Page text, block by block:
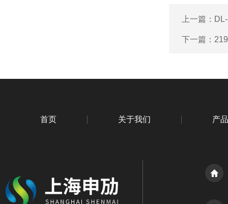
上一篇：
下一篇：
首页 关于我们 产